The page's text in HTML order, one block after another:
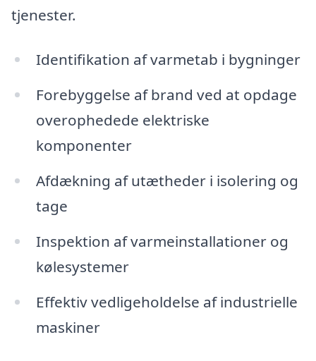
tjenester.
Identifikation af varmetab i bygninger
Forebyggelse af brand ved at opdage
overophedede elektriske
komponenter
Afdækning af utætheder i isolering og
tage
Inspektion af varmeinstallationer og
kølesystemer
Effektiv vedligeholdelse af industrielle
maskiner